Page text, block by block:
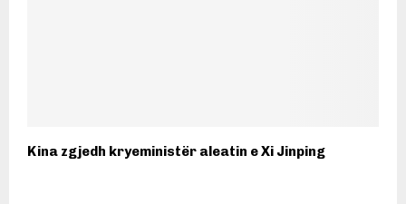
Kina zgjedh kryeministër aleatin e Xi Jinping